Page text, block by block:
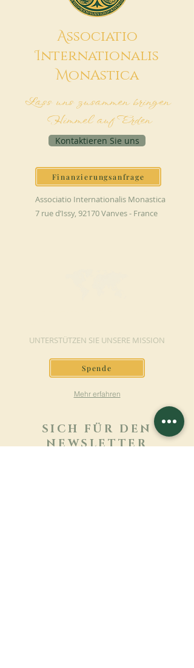
Associatio
Internationalis
MonAstica
Lass uns zusammen bringen
Himmel auf Erden
Kontaktieren Sie uns
Finanzierungsanfrage
Associatio Internationalis Monastica
7 rue d’Issy, 92170 Vanves - France
UNTERSTÜTZEN SIE UNSERE MISSION
Spende
Mehr erfahren
SICH FÜR DEN
NEWSLETTER